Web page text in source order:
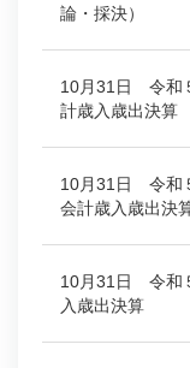
論・採決）
10月31日 令和
計歳入歳出決算
10月31日 令和
会計歳入歳出決
10月31日 令和
入歳出決算